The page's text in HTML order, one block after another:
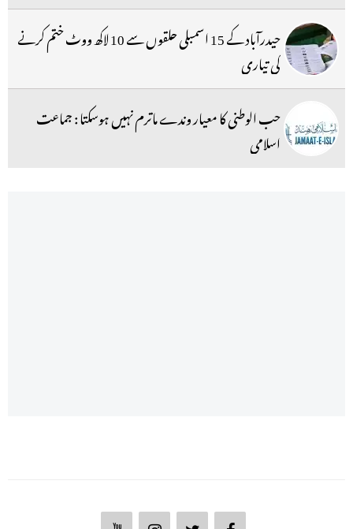
حیدرآباد کے 15 اسمبلی حلقوں سے 10 لاکھ ووٹ ختم کرنے
کی تیاری
حب الوطنی کا معیار وندے ماترم نہیں ہوسکتا : جماعت
اسلامی